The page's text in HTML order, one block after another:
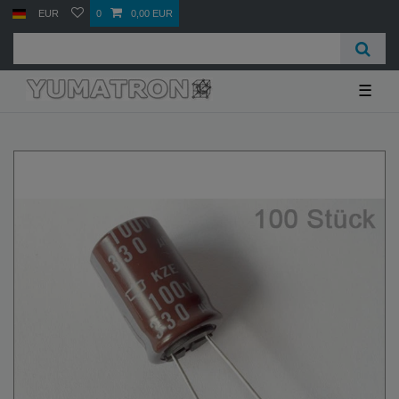
EUR 0 0,00 EUR
☰